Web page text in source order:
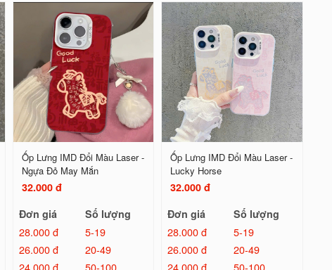
Ốp Lưng IMD Đổi Màu Laser -
Ngựa Đỏ May Mắn
32.000 đ
Đơn giá
Số lượng
28.000 đ
5-19
26.000 đ
20-49
24.000 đ
50-100
Ốp Lưng IMD Đổi Màu Laser -
Lucky Horse
32.000 đ
Đơn giá
Số lượng
28.000 đ
5-19
26.000 đ
20-49
24.000 đ
50-100